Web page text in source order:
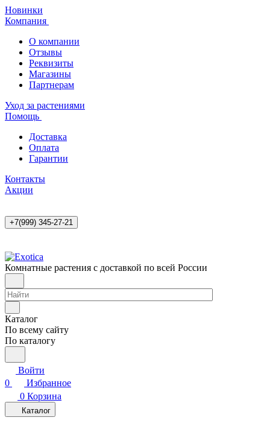
Новинки
Компания
О компании
Отзывы
Реквизиты
Магазины
Партнерам
Уход за растениями
Помощь
Доставка
Оплата
Гарантии
Контакты
Акции
+7(999) 345-27-21
Комнатные растения с доставкой по всей России
Каталог
По всему сайту
По каталогу
Войти
0
Избранное
0 Корзина
Каталог